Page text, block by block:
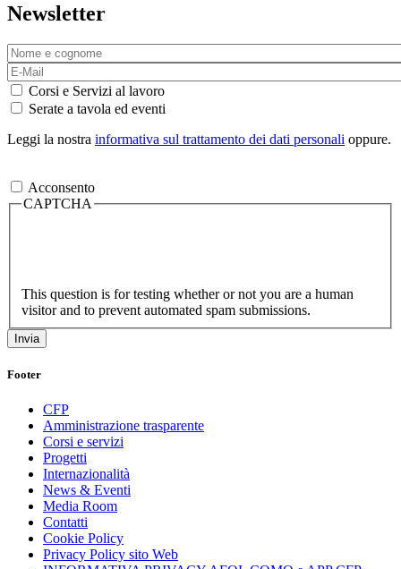
Newsletter
Corsi e Servizi al lavoro
Serate a tavola ed eventi
Leggi la nostra informativa sul trattamento dei dati personali oppure.
Acconsento
CAPTCHA
This question is for testing whether or not you are a human
visitor and to prevent automated spam submissions.
Footer
CFP
Amministrazione trasparente
Corsi e servizi
Progetti
Internazionalità
News & Eventi
Media Room
Contatti
Cookie Policy
Privacy Policy sito Web